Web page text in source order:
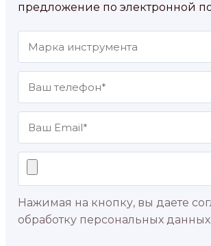
предложение по электронной
Нажимая на кнопку, вы даете
обработку персональных данных.